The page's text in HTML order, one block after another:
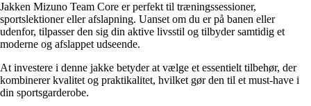
Jakken Mizuno Team Core er perfekt til træningssessioner,
sportslektioner eller afslapning. Uanset om du er på banen eller
udenfor, tilpasser den sig din aktive livsstil og tilbyder samtidig et
moderne og afslappet udseende.
At investere i denne jakke betyder at vælge et essentielt tilbehør, der
kombinerer kvalitet og praktikalitet, hvilket gør den til et must-have i
din sportsgarderobe.